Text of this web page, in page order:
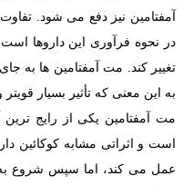
آمفتامین نیز دفع می شود.
در نحوه فرآوری این داروها
تغییر کند. مت آمفتامین ها به
به این معنی که تأثیر بسیار
مت آمفتامین یکی از رایج ترین
است و اثراتی مشابه کوکائین
عمل می کند، اما سپس شروع